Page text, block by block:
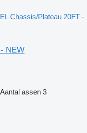
Chassis/Plateau 20FT -
NEW
Aantal assen 3